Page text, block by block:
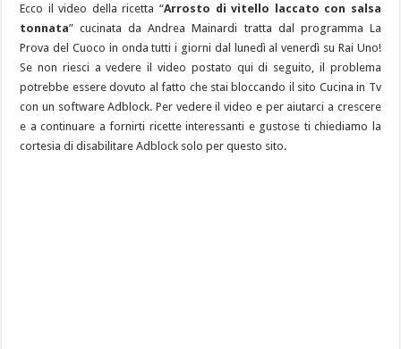
Ecco il video della ricetta “Arrosto di vitello laccato con salsa
tonnata” cucinata da Andrea Mainardi tratta dal programma La
Prova del Cuoco in onda tutti i giorni dal lunedì al venerdì su Rai Uno!
Se non riesci a vedere il video postato qui di seguito, il problema
potrebbe essere dovuto al fatto che stai bloccando il sito Cucina in Tv
con un software Adblock. Per vedere il video e per aiutarci a crescere
e a continuare a fornirti ricette interessanti e gustose ti chiediamo la
cortesia di disabilitare Adblock solo per questo sito.